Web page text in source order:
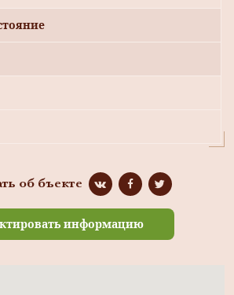
об бъекте
информацию